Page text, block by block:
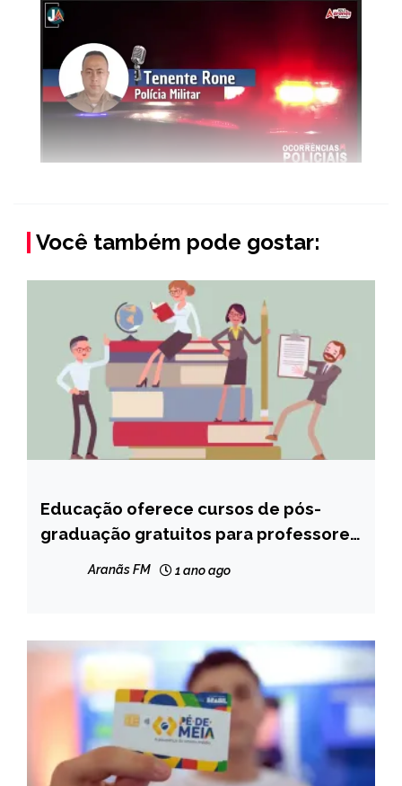
Você também pode gostar:
CAPELINHA
MINAS
Educação oferece cursos de pós-
graduação gratuitos para professores
Aranãs FM 1 ano ago